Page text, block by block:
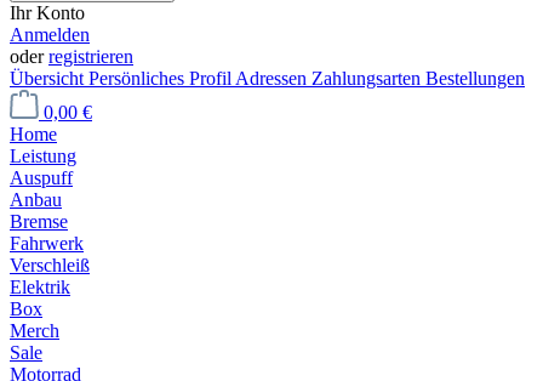
Ihr Konto
Anmelden
oderregistrieren
Übersicht Persönliches Profil Adressen Zahlungsarten Bestellungen
0,00 €
Home
Leistung
Auspuff
Anbau
Bremse
Fahrwerk
Verschleiß
Elektrik
Box
Merch
Sale
Motorrad